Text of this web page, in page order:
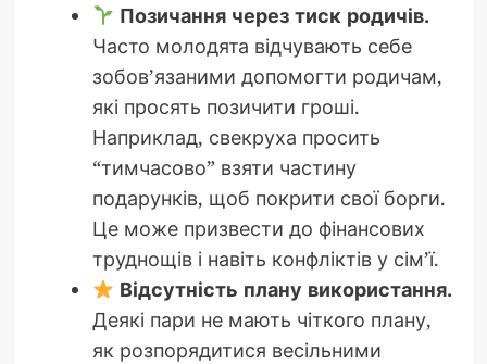
Позичання через тиск родичів.
Часто молодята відчувають себе
зобов’язаними допомогти родичам,
які просять позичити гроші.
Наприклад, свекруха просить
“тимчасово” взяти частину
подарунків, щоб покрити свої борги.
Це може призвести до фінансових
труднощів і навіть конфліктів у сім’ї.
Відсутність плану використання.
Деякі пари не мають чіткого плану,
як розпорядитися весільними